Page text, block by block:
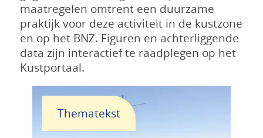
maatregelen omtrent een duurzame
praktijk voor deze activiteit in de kustzone
en op het BNZ. Figuren en achterliggende
data zijn interactief te raadplegen op het
Kustportaal.
Thematekst